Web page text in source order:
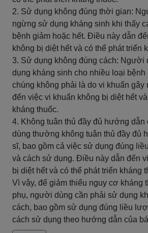
2. Sử dụng không đúng thời gian:
ngừng sử dụng kháng sinh khi thấy
bệnh giảm hoặc hết. Điều này dẫn
không bị diệt hết và có thể phát triển
3. Sử dụng không đúng cách:
dụng kháng sinh cho nhiều loại bệnh
chúng không phải là do vi khuẩn gây
đến việc vi khuẩn không bị diệt hết
kháng thuốc.
4. Không tuân thủ đầy đủ hướng
dùng thường không tuân thủ đầy đủ
sĩ, bao gồm cả việc sử dụng đúng
và cách sử dụng. Điều này dẫn đến
bị diệt hết và có thể phát triển kháng
Vì vậy, để giảm thiểu nguy cơ kháng
phụ, người dùng cần phải sử dụng
cách, bao gồm sử dụng đúng liều
cách sử dụng theo hướng dẫn của